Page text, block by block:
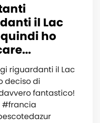
il Lac
ho
riguardanti il Lac
deciso di
fantastico!
#francia